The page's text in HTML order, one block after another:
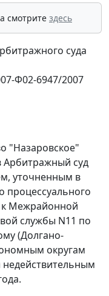
смотрите здесь
суда
Ф02-6947/2007
"Назаровское"
Арбитражный суд
уточненным в
процессуального
к Межрайонной
службы N11 по
(Долгано-
округам
недействительным